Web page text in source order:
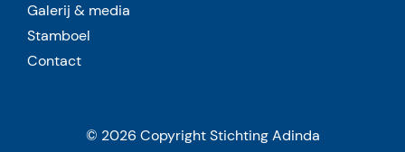
Galerij & media
Stamboel
Contact
© 2026 Copyright Stichting Adinda